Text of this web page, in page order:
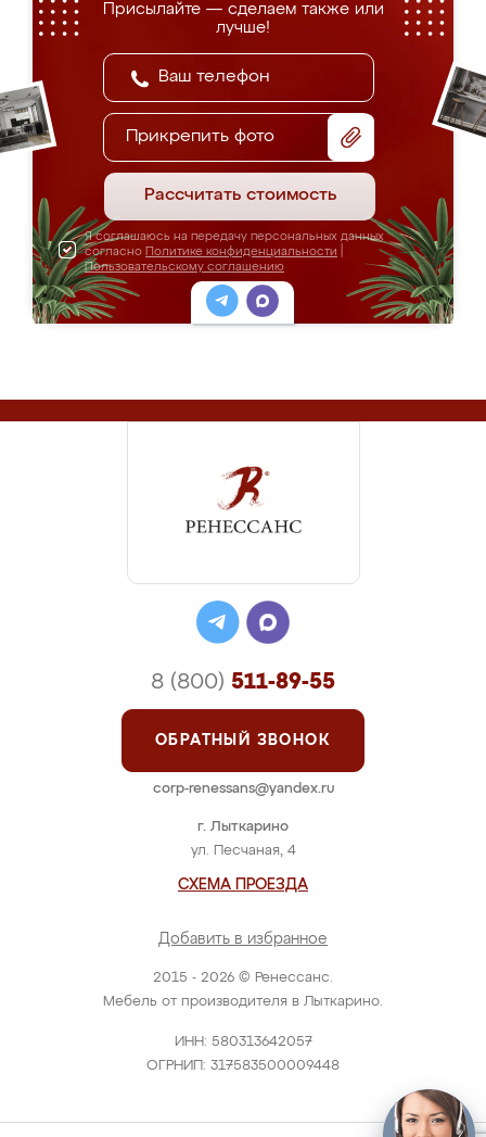
Присылайте — сделаем также или
лучше!
Прикрепить фото
Рассчитать стоимость
Я соглашаюсь на передачу персональных данных
согласно Политике конфиденциальности
Пользовательскому соглашению
2015 - 2026 © Ренессанс.
Мебель от производителя в Лыткарино.
ИНН: 580313642057
ОГРНИП: 317583500009448
г. Лыткарино
ул. Песчаная, 4
СХЕМА ПРОЕЗДА
Добавить в избранное
8 (800) 511-89-55
ОБРАТНЫЙ ЗВОНОК
corp-renessans@yandex.ru